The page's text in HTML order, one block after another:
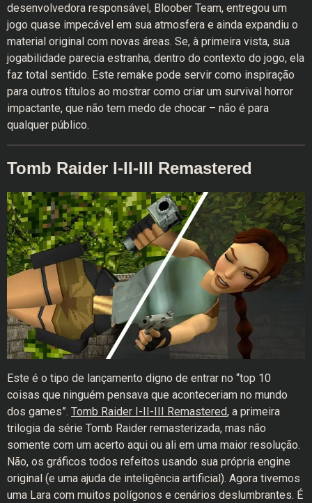
desenvolvedora responsável, Bloober Team, entregou um
jogo quase impecável em sua atmosfera e ainda expandiu o
material original com novas áreas. Se, à primeira vista, sua
jogabilidade parecia estranha, dentro do contexto do jogo, ela
faz total sentido. Este remake pode servir como inspiração
para outros títulos ao mostrar como criar um survival horror
impactante, que não tem medo de chocar – não é para
qualquer público.
Tomb Raider I-II-III Remastered
Este é o tipo de lançamento digno de entrar no “top 10
coisas que ninguém pensava que aconteceriam no mundo
dos games”. Tomb Raider I-II-III Remastered, a primeira
trilogia da série Tomb Raider remasterizada, mas não
somente com um acerto aqui ou ali em uma maior resolução.
Não, os gráficos todos refeitos usando sua própria engine
original (e uma ajuda de inteligência artificial). Agora tivemos
uma Lara com muitos polígonos e cenários deslumbrantes. É